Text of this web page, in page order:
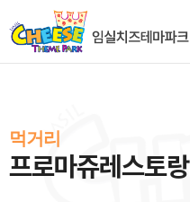
먹거리
프로마쥬레스토랑